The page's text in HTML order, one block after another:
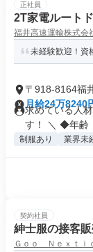
正社員
2T家電ルート
福井高速運輸株式会
未経験歓迎！資
〒918-8164福
月給24万8240
求めている人
す！ ＼ ◆年齢
制服あり 業界未
契約社員
紳士服の接客
Ｇｏｏ Ｎｅｘｔｉ